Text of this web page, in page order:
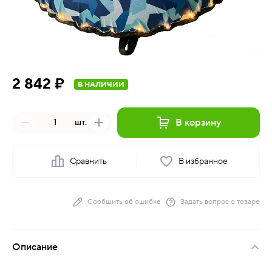
2 842 ₽ В НАЛИЧИИ
шт. В корзину
Сравнить В избранное
Сообщить об ошибке Задать вопрос о товаре
Описание